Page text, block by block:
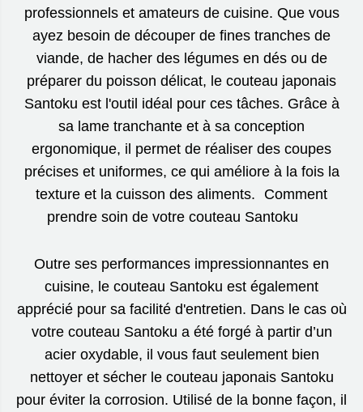
professionnels et amateurs de cuisine. Que vous
ayez besoin de découper de fines tranches de
viande, de hacher des légumes en dés ou de
préparer du poisson délicat, le couteau japonais
Santoku est l'outil idéal pour ces tâches. Grâce à
sa lame tranchante et à sa conception
ergonomique, il permet de réaliser des coupes
précises et uniformes, ce qui améliore à la fois la
texture et la cuisson des aliments. Comment
prendre soin de votre couteau Santoku
Outre ses performances impressionnantes en
cuisine, le couteau Santoku est également
apprécié pour sa facilité d'entretien. Dans le cas où
votre couteau Santoku a été forgé à partir d’un
acier oxydable, il vous faut seulement bien
nettoyer et sécher le couteau japonais Santoku
pour éviter la corrosion. Utilisé de la bonne façon, il